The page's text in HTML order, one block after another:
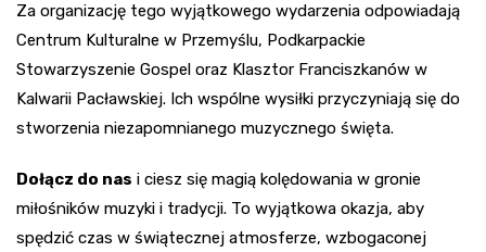
Za organizację tego wyjątkowego wydarzenia odpowiadają
Centrum Kulturalne w Przemyślu, Podkarpackie
Stowarzyszenie Gospel oraz Klasztor Franciszkanów w
Kalwarii Pacławskiej. Ich wspólne wysiłki przyczyniają się do
stworzenia niezapomnianego muzycznego święta.
Dołącz do nas i ciesz się magią kolędowania w gronie
miłośników muzyki i tradycji. To wyjątkowa okazja, aby
spędzić czas w świątecznej atmosferze, wzbogaconej